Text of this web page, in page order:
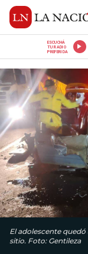
ESCUCHÁ
TU RADIO
PREFERIDA
El adolescente
sitio. Foto: Gentileza